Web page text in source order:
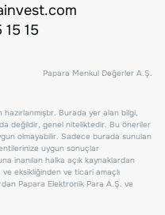
15
Papara Menkul Değerler A.Ş.
Burada yer alan bilgi,
değildir, genel niteliktedir. Bu öneriler
olmayabilir. Sadece burada sunulan
uygun sonuçlar
inanılan halka açık kaynaklardan
eksikliğinden ve ticari amaçlı
Papara Elektronik Para A.Ş. ve